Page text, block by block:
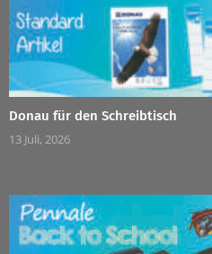
Donau für den Schreibtisch
13 Juli, 2026